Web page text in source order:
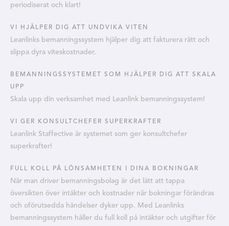
periodiserat och klart!
VI HJÄLPER DIG ATT UNDVIKA VITEN
Leanlinks bemanningssystem hjälper dig att fakturera rätt och
slippa dyra viteskostnader.
BEMANNINGSSYSTEMET SOM HJÄLPER DIG ATT SKALA
UPP
Skala upp din verksamhet med Leanlink bemanningssystem!
VI GER KONSULTCHEFER SUPERKRAFTER
Leanlink Staffective är systemet som ger konsultchefer
superkrafter!
FULL KOLL PÅ LÖNSAMHETEN I DINA BOKNINGAR
När man driver bemanningsbolag är det lätt att tappa
översikten över intäkter och kostnader när bokningar förändras
och oförutsedda händelser dyker upp. Med Leanlinks
bemanningssystem håller du full koll på intäkter och utgifter för